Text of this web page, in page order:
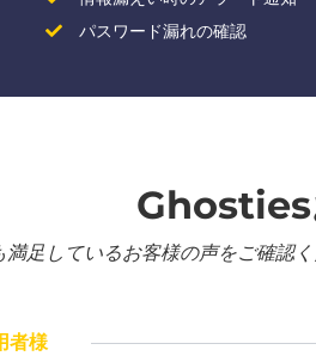
パスワード漏れの確認
Ghosties
満足しているお客様の声をご確認
者様